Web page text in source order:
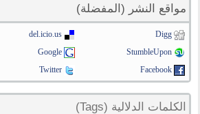
مواقع النشر (المفضلة)
Digg
del.icio.us
StumbleUpon
Google
Facebook
Twitter
الكلمات الدلالية (Tags)